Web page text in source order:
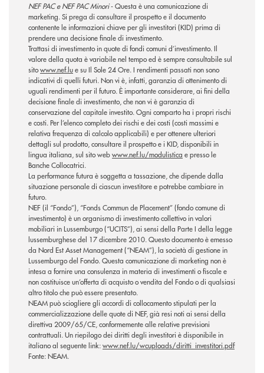
NEF PAC e NEF PAC Minori-Questa è una comunicazione di
marketing. Si prega di consultare il prospetto e il documento
contenente le informazioni chiave per gli investitori (KID) prima di
prendere una decisione finale di investimento.
Trattasi di investimento in quote di fondi comuni d’investimento. Il
valore della quota è variabile nel tempo ed è sempre consultabile sul
sitowww.nef.lue su Il Sole 24 Ore. I rendimenti passati non sono
indicativi di quelli futuri. Non vi è, infatti, garanzia di ottenimento di
uguali rendimenti per il futuro. È importante considerare, ai fini della
decisione finale di investimento, che non vi è garanzia di
conservazione del capitale investito. Ogni comparto ha i propri rischi
e costi. Per l’elenco completo dei rischi e dei costi (costi massimi e
relativa frequenza di calcolo applicabili) e per ottenere ulteriori
dettagli sul prodotto, consultare il prospetto e i KID, disponibili in
lingua italiana, sul sito webwww.nef.lu/modulistica e presso le
Banche Collocatrici.
La performance futura è soggetta a tassazione, che dipende dalla
situazione personale di ciascun investitore e potrebbe cambiare in
futuro.
NEF (il “Fondo”), “Fonds Commun de Placement” (fondo comune di
investimento) è un organismo di investimento collettivo in valori
mobiliari in Lussemburgo (“UCITS”), ai sensi della Parte I della legge
lussemburghese del 17 dicembre 2010. Questo documento è emesso
da Nord Est Asset Management (“NEAM”), la società di gestione in
Lussemburgo del Fondo. Questa comunicazione di marketing non è
intesa a fornire una consulenza in materia di investimenti o fiscale e
non costituisce un’offerta di acquisto o vendita del Fondo o di qualsiasi
altro titolo che può essere presentato.
NEAM può sciogliere gli accordi di collocamento stipulati per la
commercializzazione delle quote di NEF, già resi noti ai sensi della
direttiva 2009/65/CE, conformemente alle relative previsioni
contrattuali. Un riepilogo dei diritti degli investitori è disponibile in
italiano al seguente link:www.nef.lu/wcuploads/diritti_investitori.pdf
Fonte: NEAM.